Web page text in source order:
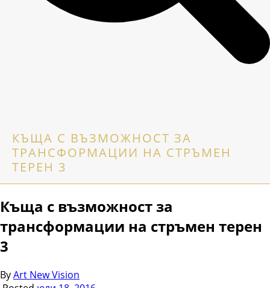
КЪЩА С ВЪЗМОЖНОСТ ЗА
ТРАНСФОРМАЦИИ НА СТРЪМЕН
ТЕРЕН 3
Къща с възможност за
трансформации на стръмен терен
3
ByArt New Vision